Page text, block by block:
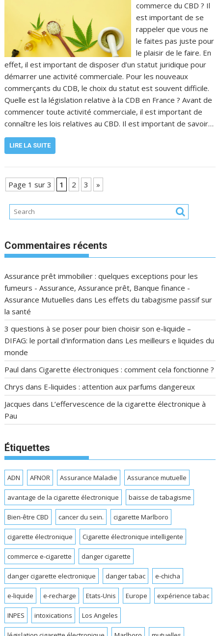
commerce du CBD ? Il
est important de se
rappeler que vous ne
le faites pas juste pour
le plaisir de le faire. En
effet, il est important de disposer d’un statut juridique pour
démarrer une activité commerciale. Pour les nouveaux
commerçants du CDB, le choix du statut est souvent difficile.
Quelle est la législation relative à la CDB en France ? Avant de
commencer toute activité commerciale, il est important de
connaître les lois relatives au CBD. Il est important de savoir…
LIRE LA SUITE
Page 1 sur 3 1 2 3 »
Commentaires récents
Assurance prêt immobilier : quelques exceptions pour les
fumeurs - Assurance, Assurance prêt, Banque finance -
Assurance Mutuelles dans Les effets du tabagisme passif sur
la santé
3 questions à se poser pour bien choisir son e-liquide –
DIFAG: le portail d'information dans Les meilleurs e liquides du
monde
Paul dansCigarette électroniques : comment cela fonctionne ?
Chrys dans E-liquides : attention aux parfums dangereux
Jacques dans L’effervescence de la cigarette électronique à
Pau
Étiquettes
ADN AFNOR Assurance Maladie Assurance mutuelle
avantage de la cigarette électronique baisse de tabagisme
Bien-être CBD cancer du sein. cigarette Marlboro
cigarette électronique Cigarette électronique intelligente
commerce e-cigarette danger cigarette
danger cigarette electronique danger tabac e-chicha
e-liquide e-recharge Etats-Unis Europe expérience tabac
INPES intoxications Los Angeles